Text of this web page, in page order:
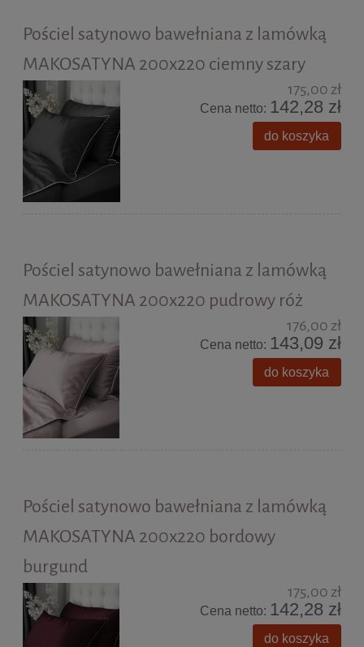
Pościel satynowo bawełniana z lamówką
MAKOSATYNA 200x220 ciemny szary
175,00 zł
Cena netto: 142,28 zł
do koszyka
Pościel satynowo bawełniana z lamówką
MAKOSATYNA 200x220 pudrowy róż
176,00 zł
Cena netto: 143,09 zł
do koszyka
Pościel satynowo bawełniana z lamówką
MAKOSATYNA 200x220 bordowy
burgund
175,00 zł
Cena netto: 142,28 zł
do koszyka